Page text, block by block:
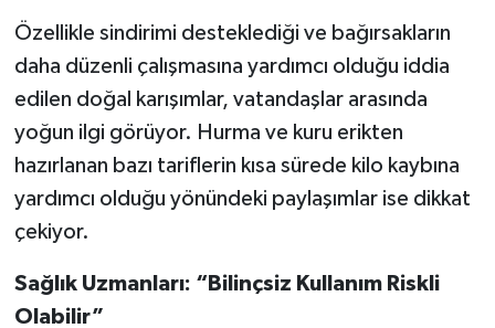
Özellikle sindirimi desteklediği ve bağırsakların
daha düzenli çalışmasına yardımcı olduğu iddia
edilen doğal karışımlar, vatandaşlar arasında
yoğun ilgi görüyor. Hurma ve kuru erikten
hazırlanan bazı tariflerin kısa sürede kilo kaybına
yardımcı olduğu yönündeki paylaşımlar ise dikkat
çekiyor.
Sağlık Uzmanları: “Bilinçsiz Kullanım Riskli
Olabilir”